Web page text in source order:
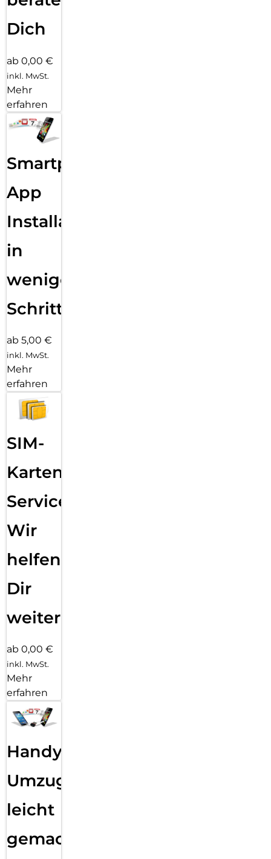
Dich
ab 0,00 €
inkl. MwSt.
Mehr
erfahren
Smartphone
App
Installation
in
wenigen
Schritten
ab 5,00 €
inkl. MwSt.
Mehr
erfahren
SIM-
Karten
Service:
Wir
helfen
Dir
weiter
ab 0,00 €
inkl. MwSt.
Mehr
erfahren
Handy
Umzug
leicht
gemacht!